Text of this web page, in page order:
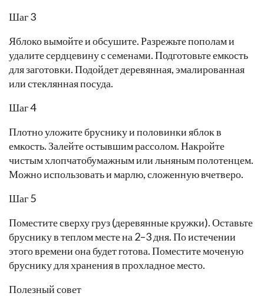
Шаг 3
Яблоко вымойте и обсушите. Разрежьте пополам и
удалите сердцевину с семенами. Подготовьте емкость
для заготовки. Подойдет деревянная, эмалированная
или стеклянная посуда.
Шаг 4
Плотно уложите бруснику и половинки яблок в
емкость. Залейте остывшим рассолом. Накройте
чистым хлопчатобумажным или льняным полотенцем.
Можно использовать и марлю, сложенную вчетверо.
Шаг 5
Поместите сверху груз (деревянные кружки). Оставьте
бруснику в теплом месте на 2–3 дня. По истечении
этого времени она будет готова. Поместите моченую
бруснику для хранения в прохладное место.
Полезный совет